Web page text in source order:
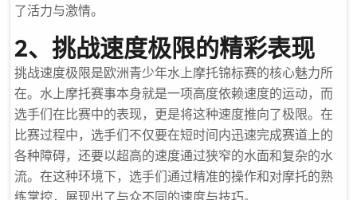
了活力与激情。
2、挑战速度极限的精彩表现
挑战速度极限是欧洲青少年水上摩托锦标赛的核心魅力所
在。水上摩托赛事本身就是一项高度依赖速度的运动，而
选手们在比赛中的表现，更是将这种速度推向了极限。在
比赛过程中，选手们不仅要在短时间内迅速完成赛道上的
各种障碍，还要以超高的速度通过狭窄的水面和复杂的水
流。在这种环境下，选手们通过精准的操作和对摩托的熟
练掌控，展现出了与众不同的速度与技巧。